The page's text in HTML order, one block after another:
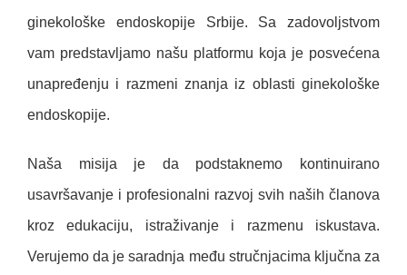
ginekološke endoskopije Srbije. Sa zadovoljstvom
vam predstavljamo našu platformu koja je posvećena
unapređenju i razmeni znanja iz oblasti ginekološke
endoskopije.
Naša misija je da podstaknemo kontinuirano
usavršavanje i profesionalni razvoj svih naših članova
kroz edukaciju, istraživanje i razmenu iskustava.
Verujemo da je saradnja među stručnjacima ključna za